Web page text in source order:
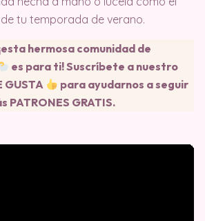
tu temporada de verano.
hermosa comunidad de
es para ti! Suscríbete a nuestro
GUSTA
para ayudarnos a seguir
GRATIS.